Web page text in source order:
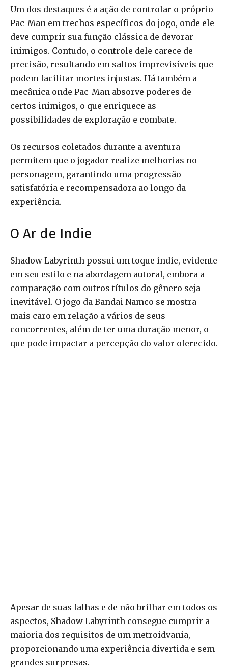
Um dos destaques é a ação de controlar o próprio
Pac-Man em trechos específicos do jogo, onde ele
deve cumprir sua função clássica de devorar
inimigos. Contudo, o controle dele carece de
precisão, resultando em saltos imprevisíveis que
podem facilitar mortes injustas. Há também a
mecânica onde Pac-Man absorve poderes de
certos inimigos, o que enriquece as
possibilidades de exploração e combate.
Os recursos coletados durante a aventura
permitem que o jogador realize melhorias no
personagem, garantindo uma progressão
satisfatória e recompensadora ao longo da
experiência.
O Ar de Indie
Shadow Labyrinth possui um toque indie, evidente
em seu estilo e na abordagem autoral, embora a
comparação com outros títulos do gênero seja
inevitável. O jogo da Bandai Namco se mostra
mais caro em relação a vários de seus
concorrentes, além de ter uma duração menor, o
que pode impactar a percepção do valor oferecido.
Apesar de suas falhas e de não brilhar em todos os
aspectos, Shadow Labyrinth consegue cumprir a
maioria dos requisitos de um metroidvania,
proporcionando uma experiência divertida e sem
grandes surpresas.